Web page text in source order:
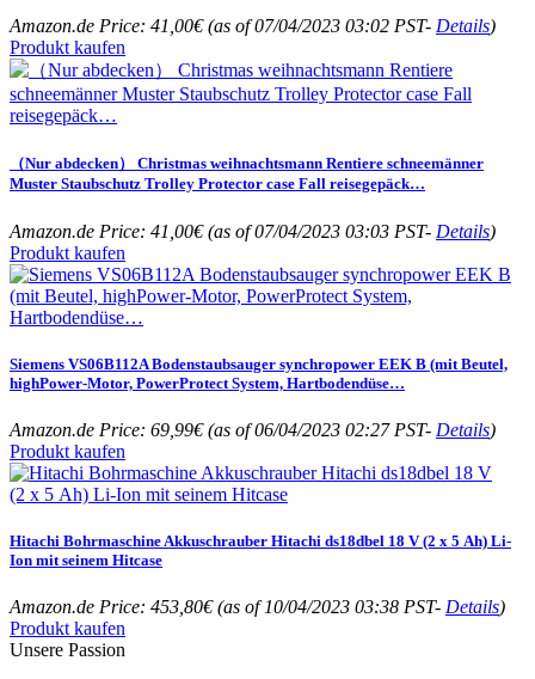
Amazon.de Price: 41,00€(as of 07/04/2023 03:02 PST- Details)
Produkt kaufen
（Nur abdecken） Christmas weihnachtsmann Rentiere schneemänner
Muster Staubschutz Trolley Protector case Fall reisegepäck…
Amazon.de Price: 41,00€(as of 07/04/2023 03:03 PST- Details)
Produkt kaufen
Siemens VS06B112A Bodenstaubsauger synchropower EEK B (mit Beutel,
highPower-Motor, PowerProtect System, Hartbodendüse…
Amazon.de Price: 69,99€(as of 06/04/2023 02:27 PST- Details)
Produkt kaufen
Hitachi Bohrmaschine Akkuschrauber Hitachi ds18dbel 18 V (2 x 5 Ah) Li-
Ion mit seinem Hitcase
Amazon.de Price: 453,80€(as of 10/04/2023 03:38 PST- Details)
Produkt kaufen
Unsere Passion